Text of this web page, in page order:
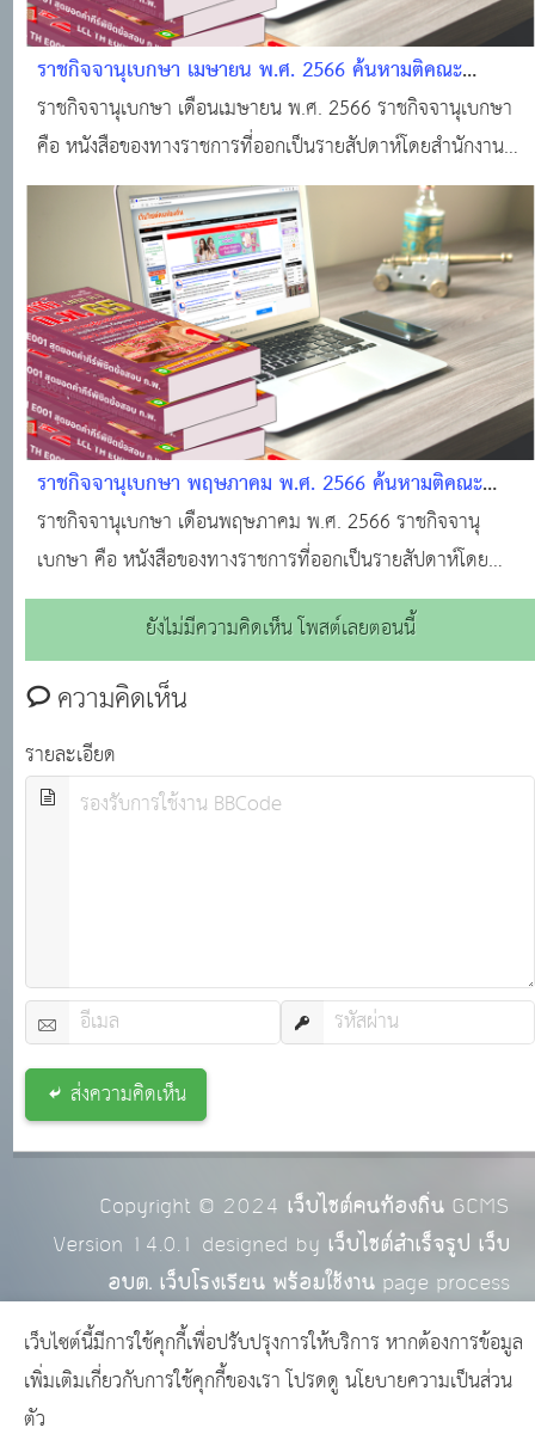
ราชกิจจานุเบกษา เมษายน พ.ศ. 2566 ค้นหามติคณะ
รัฐมนตรี · ราชกิจจานุเบกษา · ระบบงานทะเบียนฐานันดร ·
ศูนย์บริการข้อมูลมติคณะรัฐมนตรี
ราชกิจจานุเบกษา เดือนเมษายน พ.ศ. 2566 ราชกิจจานุเบกษา
คือ หนังสือของทางราชการที่ออกเป็นรายสัปดาห์โดยสำนักงาน
ราชกิจจานุเบกษา สำนักงานเลขาธิการคณะรัฐมนตรี สำหรับลง
ประกาศเกี่ยวกับกฎหมาย กฎ ระเบียบ ข้อบังคับ ตลอดจน
ประกาศของกระทรวง ทบวง กรมต่างๆ
ราชกิจจานุเบกษา พฤษภาคม พ.ศ. 2566 ค้นหามติคณะ
รัฐมนตรี · ราชกิจจานุเบกษา · ระบบงานทะเบียนฐานันดร ·
ศูนย์บริการข้อมูลมติคณะรัฐมนตรี
ราชกิจจานุเบกษา เดือนพฤษภาคม พ.ศ. 2566 ราชกิจจานุ
เบกษา คือ หนังสือของทางราชการที่ออกเป็นรายสัปดาห์โดย
สำนักงานราชกิจจานุเบกษา สำนักงานเลขาธิการคณะรัฐมนตรี
สำหรับลงประกาศเกี่ยวกับกฎหมาย กฎ ระเบียบ ข้อบังคับ ตลอด
จนประกาศของกระทรวง ทบวง กรมต่างๆ
ยังไม่มีความคิดเห็น โพสต์เลยตอนนี้
ความคิดเห็น
รายละเอียด
ส่งความคิดเห็น
Copyright © 2024 เว็บไซต์คนท้องถิ่นGCMS
Version 14.0.1 designed by เว็บไซต์สำเร็จรูป เว็บ
อบต. เว็บโรงเรียน พร้อมใช้งานpage process
0.0246 วินาที ( 14 quries.)
เว็บไซต์นี้มีการใช้คุกกี้เพื่อปรับปรุงการให้บริการ หากต้องการข้อมูล
เพิ่มเติมเกี่ยวกับการใช้คุกกี้ของเรา โปรดดูนโยบายความเป็นส่วน
ตัว